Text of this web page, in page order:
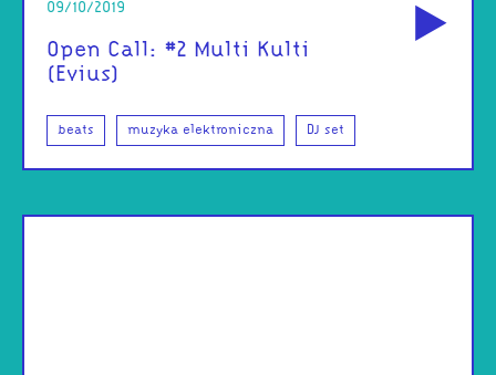
09/10/2019
Open Call: #2 Multi Kulti
(Evius)
beats muzyka elektroniczna DJ set